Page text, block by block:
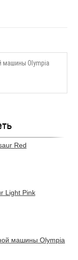
машины Olympia
Red
Light Pink
машины Olympia